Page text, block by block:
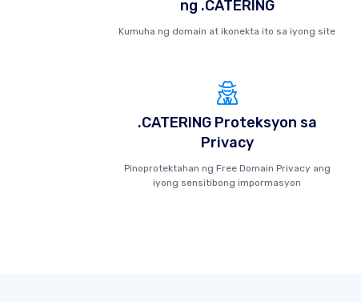
ng .CATERING
Kumuha ng domain at ikonekta ito sa iyong site
.CATERING Proteksyon sa
Privacy
Pinoprotektahan ng Free Domain Privacy ang
iyong sensitibong impormasyon